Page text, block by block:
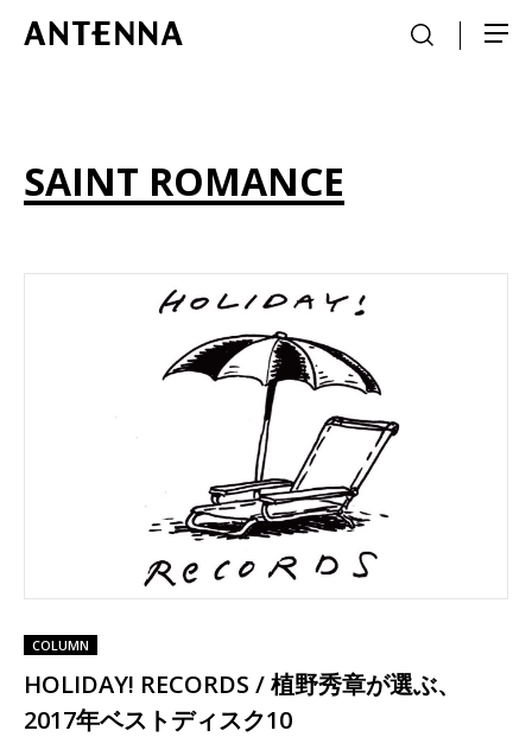
SAINT ROMANCE
COLUMN
HOLIDAY! RECORDS / 植野秀章が選ぶ、
2017年ベストディスク10